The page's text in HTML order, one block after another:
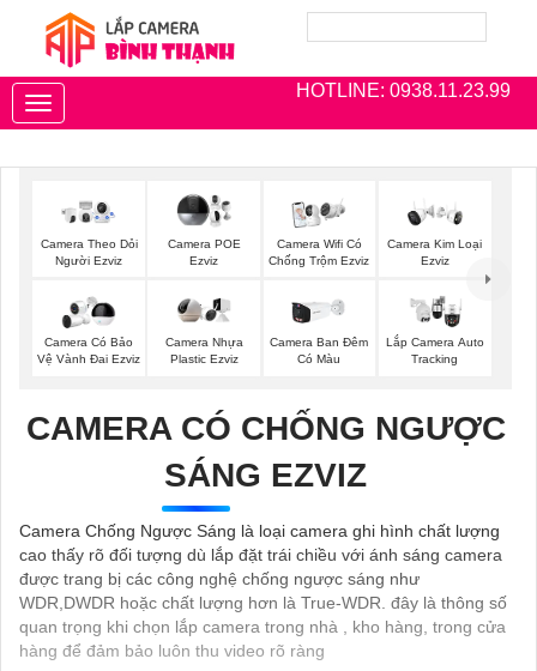
HOTLINE: 0938.11.23.99
Toggle
navigation
Camera Theo Dỏi
Người Ezviz
Camera POE
Ezviz
Camera Wifi Có
Chống Trộm Ezviz
Camera Kim Loại
Ezviz
Camera Có Bảo
Vệ Vành Đai Ezviz
Camera Nhựa
Plastic Ezviz
Camera Ban Đêm
Có Màu
Lắp Camera Auto
Tracking
CAMERA CÓ CHỐNG NGƯỢC
SÁNG EZVIZ
Camera Chống Ngược Sáng là loại camera ghi hình chất lượng
cao thấy rõ đối tượng dù lắp đặt trái chiều với ánh sáng camera
được trang bị các công nghệ chống ngược sáng như
WDR,DWDR hoặc chất lượng hơn là True-WDR. đây là thông số
quan trọng khi chọn lắp camera trong nhà , kho hàng, trong cửa
hàng để đảm bảo luôn thu video rõ ràng